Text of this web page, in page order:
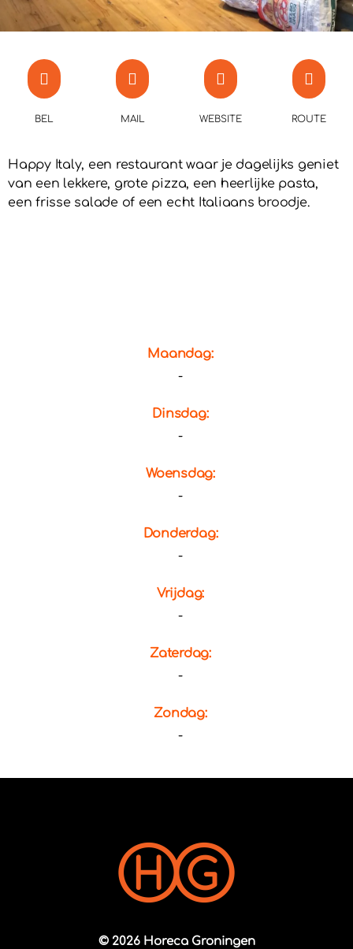
BEL MAIL WEBSITE ROUTE
Happy Italy, een restaurant waar je dagelijks geniet
van een lekkere, grote pizza, een heerlijke pasta,
een frisse salade of een echt Italiaans broodje.
Maandag:
-
Dinsdag:
-
Woensdag:
-
Donderdag:
-
Vrijdag:
-
Zaterdag:
-
Zondag:
-
© 2026 Horeca Groningen